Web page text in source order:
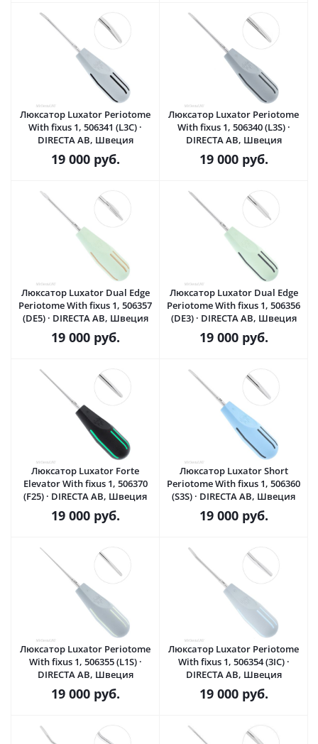
Люксатор Luxator Periotome
With fixus 1, 506341 (L3C) ·
DIRECTA AB, Швеция
19 000руб.
Люксатор Luxator Periotome
With fixus 1, 506340 (L3S) ·
DIRECTA AB, Швеция
19 000руб.
Люксатор Luxator Dual Edge
Periotome With fixus 1, 506357
(DE5) · DIRECTA AB, Швеция
19 000руб.
Люксатор Luxator Dual Edge
Periotome With fixus 1, 506356
(DE3) · DIRECTA AB, Швеция
19 000руб.
Люксатор Luxator Forte
Elevator With fixus 1, 506370
(F25) · DIRECTA AB, Швеция
19 000руб.
Люксатор Luxator Short
Periotome With fixus 1, 506360
(S3S) · DIRECTA AB, Швеция
19 000руб.
Люксатор Luxator Periotome
With fixus 1, 506355 (L1S) ·
DIRECTA AB, Швеция
19 000руб.
Люксатор Luxator Periotome
With fixus 1, 506354 (3IC) ·
DIRECTA AB, Швеция
19 000руб.